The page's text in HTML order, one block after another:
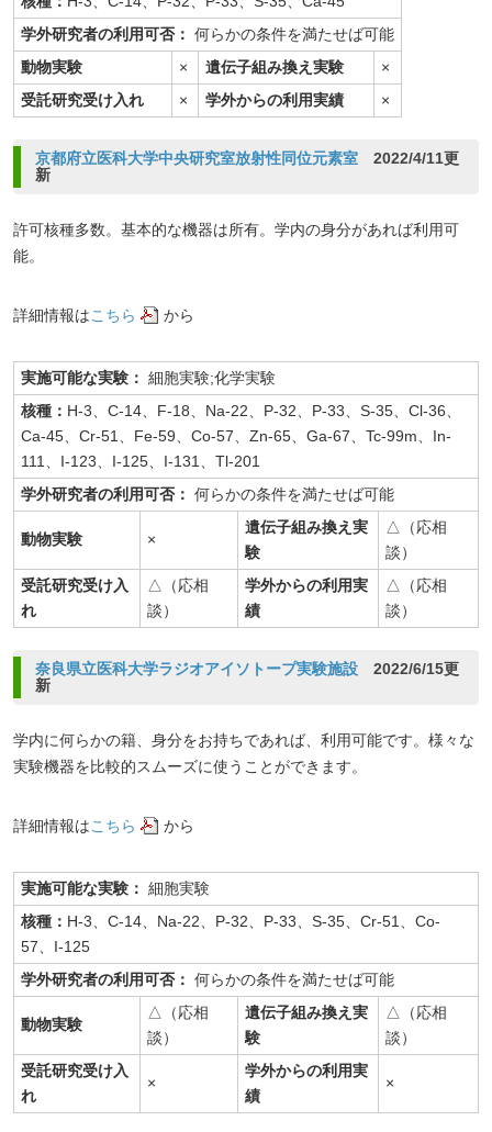
学外研究者の利用可否： 何らかの条件を満たせば可能
動物実験
× 遺伝子組み換え実験
×
受託研究受け入れ
× 学外からの利用実績 ×
京都府立医科大学中央研究室放射性同位元素室 2022/4/11更
新
許可核種多数。基本的な機器は所有。学内の身分があれば利用可
能。
詳細情報はこちら から
実施可能な実験： 細胞実験;化学実験
核種： H-3、C-14、F-18、Na-22、P-32、P-33、S-35、Cl-36、
Ca-45、Cr-51、Fe-59、Co-57、Zn-65、Ga-67、Tc-99m、In-
111、I-123、I-125、I-131、Tl-201
学外研究者の利用可否： 何らかの条件を満たせば可能
動物実験 ×
遺伝子組み換え実
験
△（応相
談）
受託研究受け入
れ
△（応相
談）
学外からの利用実
績
△（応相
談）
奈良県立医科大学ラジオアイソトープ実験施設 2022/6/15更
新
学内に何らかの籍、身分をお持ちであれば、利用可能です。様々な
実験機器を比較的スムーズに使うことができます。
詳細情報はこちら から
実施可能な実験： 細胞実験
核種： H-3、C-14、Na-22、P-32、P-33、S-35、Cr-51、Co-
57、I-125
学外研究者の利用可否： 何らかの条件を満たせば可能
動物実験
△（応相
談）
遺伝子組み換え実
験
△（応相
談）
受託研究受け入
れ
×
学外からの利用実
績
×